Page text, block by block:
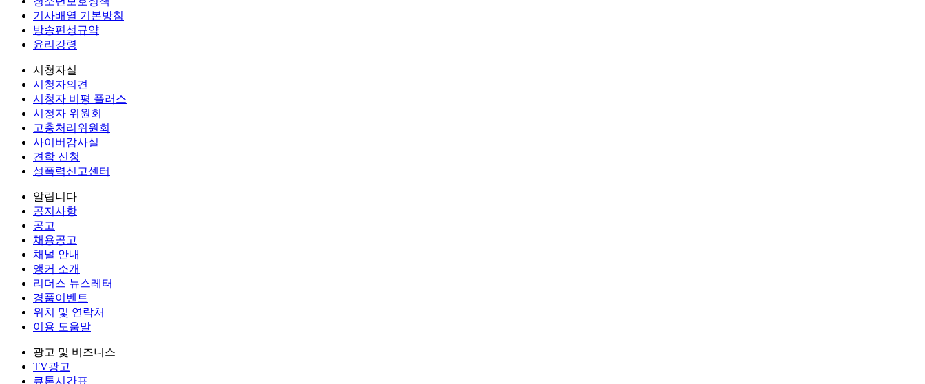
기사배열 기본방침
방송편성규약
윤리강령
시청자실
시청자의견
시청자 비평 플러스
시청자 위원회
고충처리위원회
사이버감사실
견학 신청
성폭력신고센터
알립니다
공지사항
공고
채용공고
채널 안내
앵커 소개
리더스 뉴스레터
경품이벤트
위치 및 연락처
이용 도움말
광고 및 비즈니스
TV광고
큐톤시간표